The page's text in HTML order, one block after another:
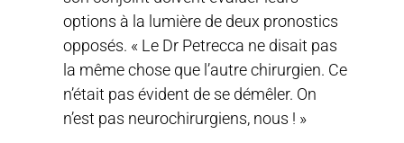
options à la lumière de deux pronostics
opposés. « Le Dr Petrecca ne disait pas
la même chose que l’autre chirurgien. Ce
n’était pas évident de se démêler. On
n’est pas neurochirurgiens, nous ! »